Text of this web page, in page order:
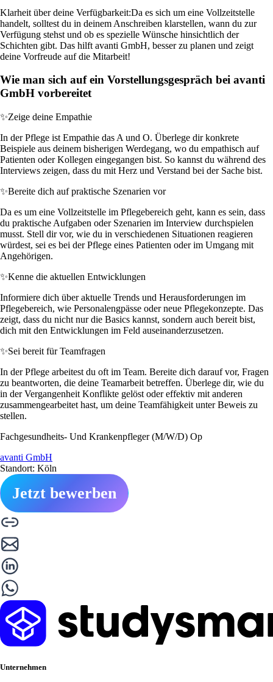
Klarheit über deine Verfügbarkeit:Da es sich um eine Vollzeitstelle
handelt, solltest du in deinem Anschreiben klarstellen, wann du zur
Verfügung stehst und ob es spezielle Wünsche hinsichtlich der
Schichten gibt. Das hilft avanti GmbH, besser zu planen und zeigt
deine Vorfreude auf die Mitarbeit!
Wie man sich auf ein Vorstellungsgespräch bei avanti
GmbH vorbereitet
✨Zeige deine Empathie
In der Pflege ist Empathie das A und O. Überlege dir konkrete
Beispiele aus deinem bisherigen Werdegang, wo du empathisch auf
Patienten oder Kollegen eingegangen bist. So kannst du während des
Interviews zeigen, dass du mit Herz und Verstand bei der Sache bist.
✨Bereite dich auf praktische Szenarien vor
Da es um eine Vollzeitstelle im Pflegebereich geht, kann es sein, dass
du praktische Aufgaben oder Szenarien im Interview durchspielen
musst. Stell dir vor, wie du in verschiedenen Situationen reagieren
würdest, sei es bei der Pflege eines Patienten oder im Umgang mit
Angehörigen.
✨Kenne die aktuellen Entwicklungen
Informiere dich über aktuelle Trends und Herausforderungen im
Pflegebereich, wie Personalengpässe oder neue Pflegekonzepte. Das
zeigt, dass du nicht nur die Basics kannst, sondern auch bereit bist,
dich mit den Entwicklungen im Feld auseinanderzusetzen.
✨Sei bereit für Teamfragen
In der Pflege arbeitest du oft im Team. Bereite dich darauf vor, Fragen
zu beantworten, die deine Teamarbeit betreffen. Überlege dir, wie du
in der Vergangenheit Konflikte gelöst oder effektiv mit anderen
zusammengearbeitet hast, um deine Teamfähigkeit unter Beweis zu
stellen.
Fachgesundheits- Und Krankenpfleger (M/W/D) Op
avanti GmbH
Standort: Köln
Jetzt bewerben
Unternehmen